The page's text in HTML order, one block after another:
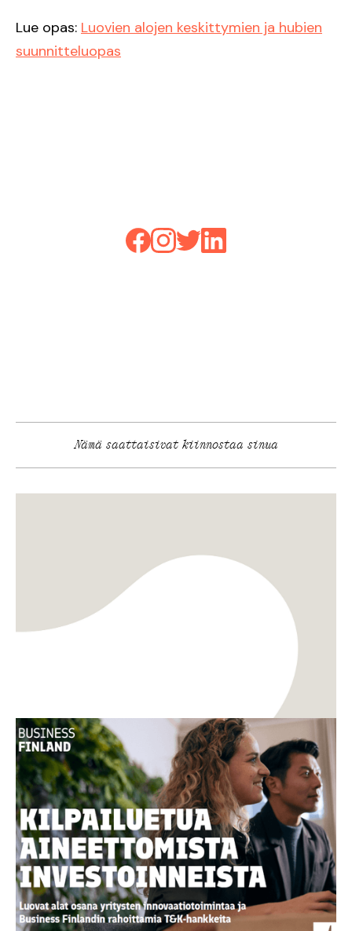
Lue opas: Luovien alojen keskittymien ja hubien
suunnitteluopas
Nämä saattaisivat kiinnostaa sinua
TKI Innovaatiot
Uusi opas: Miten aineettomasta arvosta
rakennetaan kilpailukykyä ja kasvua?